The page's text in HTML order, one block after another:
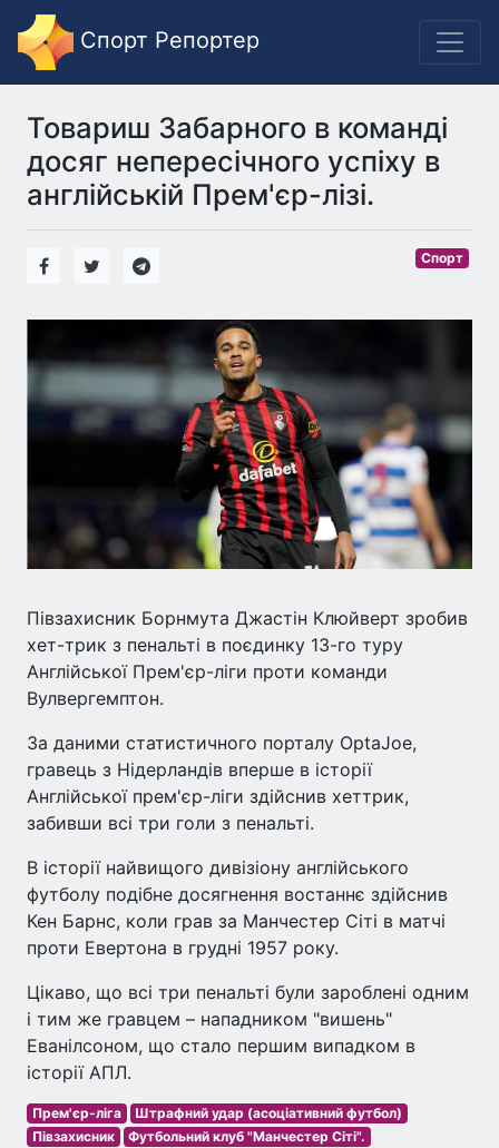
Спорт Репортер
Товариш Забарного в команді
досяг непересічного успіху в
англійській Прем'єр-лізі.
Спорт
Півзахисник Борнмута Джастін Клюйверт зробив
хет-трик з пенальті в поєдинку 13-го туру
Англійської Прем'єр-ліги проти команди
Вулвергемптон.
За даними статистичного порталу OptaJoe,
гравець з Нідерландів вперше в історії
Англійської прем'єр-ліги здійснив хеттрик,
забивши всі три голи з пенальті.
В історії найвищого дивізіону англійського
футболу подібне досягнення востаннє здійснив
Кен Барнс, коли грав за Манчестер Сіті в матчі
проти Евертона в грудні 1957 року.
Цікаво, що всі три пенальті були зароблені одним
і тим же гравцем – нападником "вишень"
Еванілсоном, що стало першим випадком в
історії АПЛ.
Прем'єр-ліга
Штрафний удар (асоціативний футбол)
Півзахисник
Футбольний клуб "Манчестер Сіті".